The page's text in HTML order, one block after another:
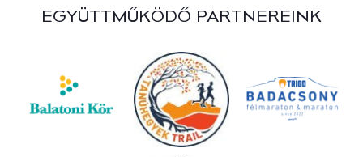
EGYÜTTMŰKÖDŐ PARTNEREINK